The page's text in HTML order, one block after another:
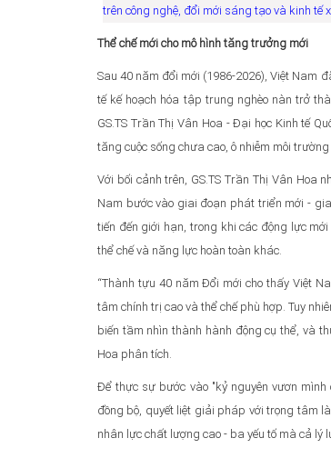
trên công nghệ, đổi mới sáng tạo và kinh tế
Thể chế mới cho mô hình tăng trưởng mới
Sau 40 năm đổi mới (1986-2026), Việt Nam
tế kế hoạch hóa tập trung nghèo nàn trở
GS.TS Trần Thị Vân Hoa - Đại học Kinh tế
tăng cuộc sống chưa cao, ô nhiễm môi
Với bối cảnh trên, GS.TS Trần Thị Vân
Nam bước vào giai đoạn phát triển mới -
tiến đến giới hạn, trong khi các động lực
thể chế và năng lực hoàn toàn khác.
“Thành tựu 40 năm Đổi mới cho thấy Việt
tâm chính trị cao và thể chế phù hợp. Tuy
biến tầm nhìn thành hành động cụ thể, và
Hoa phân tích.
Để thực sự bước vào "kỷ nguyên vươn mình
đồng bộ, quyết liệt giải pháp với trọng tâm
nhân lực chất lượng cao - ba yếu tố mà cả lý